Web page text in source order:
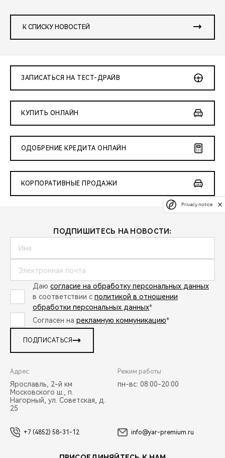
К СПИСКУ НОВОСТЕЙ
ЗАПИСАТЬСЯ НА ТЕСТ-ДРАЙВ
КУПИТЬ ОНЛАЙН
ОДОБРЕНИЕ КРЕДИТА ОНЛАЙН
КОРПОРАТИВНЫЕ ПРОДАЖИ
ПОДПИШИТЕСЬ НА НОВОСТИ:
Даю согласие на обработку персональных данных
в соответствии с политикой в отношении
обработки персональных данных*
Согласен на рекламную коммуникацию*
ПОДПИСАТЬСЯ
Адрес:
Ярославль, 2-й км
Московского ш., п.
Нагорный, ул. Советская, д.
25
Режим работы:
пн-вс: 08:00-20:00
+7 (4852) 58-31-12 info@yar-premium.ru
Privacy notice